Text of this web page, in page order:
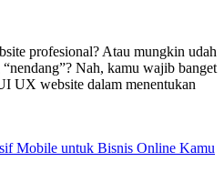
profesional? Atau mungkin udah
Nah, kamu wajib banget
UX website dalam menentukan